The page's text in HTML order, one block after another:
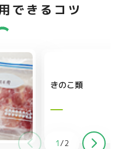
できるコツ
きのこ類
1/2